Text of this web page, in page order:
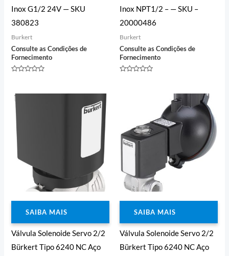
Inox G1/2 24V — SKU
380823
Burkert
Consulte as Condições de
Fornecimento
5
Inox NPT1/2 – — SKU –
20000486
Burkert
Consulte as Condições de
Fornecimento
SAIBA MAIS
Válvula Solenoide Servo 2/2
Bürkert Tipo 6240 NC Aço
SAIBA MAIS
Válvula Solenoide Servo 2/2
Bürkert Tipo 6240 NC Aço